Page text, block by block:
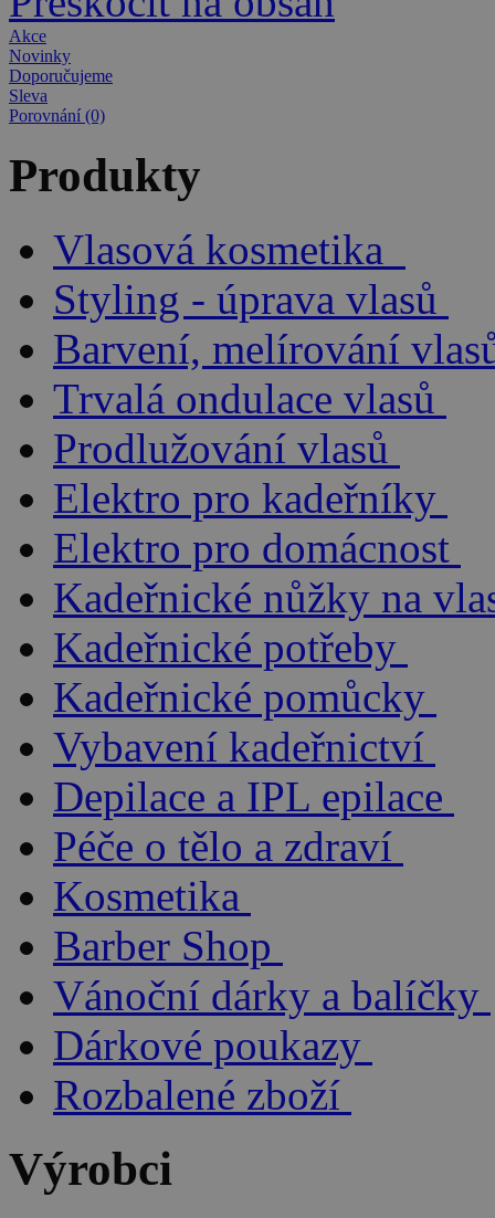
Akce
Novinky
Doporučujeme
Sleva
Porovnání (0)
Produkty
Vlasová kosmetika
Styling - úprava vlasů
Barvení, melírování
Trvalá ondulace vlasů
Prodlužování vlasů
Elektro pro kadeřníky
Elektro pro domácnost
Kadeřnické nůžky na
Kadeřnické potřeby
Kadeřnické pomůcky
Vybavení kadeřnictví
Depilace a IPL epilace
Péče o tělo a zdraví
Kosmetika
Barber Shop
Vánoční dárky a balíčky
Dárkové poukazy
Rozbalené zboží
Výrobci